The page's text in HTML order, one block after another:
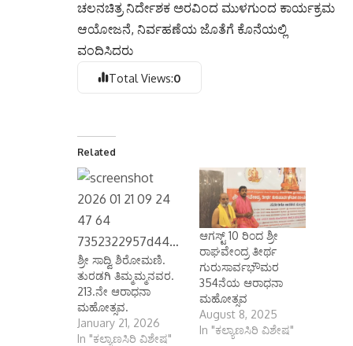
ಚಲನಚಿತ್ರ ನಿರ್ದೇಶಕ ಅರವಿಂದ ಮುಳಗುಂದ ಕಾರ್ಯಕ್ರಮ
ಆಯೋಜನೆ, ನಿರ್ವಹಣೆಯ ಜೊತೆಗೆ ಕೊನೆಯಲ್ಲಿ
ವಂದಿಸಿದರು
Total Views:0
Related
ಶ್ರೀ ಸಾದ್ವಿ ಶಿರೋಮಣಿ.
ತುರಡಗಿ ತಿಮ್ಮಮ್ಮನವರ.
213.ನೇ ಆರಾಧನಾ
ಮಹೋತ್ಸವ.
January 21, 2026
In "ಕಲ್ಯಾಣಸಿರಿ ವಿಶೇಷ"
ಆಗಸ್ಟ್ 10 ರಿಂದ ಶ್ರೀ
ರಾಘವೇಂದ್ರ ತೀರ್ಥ
ಗುರುಸಾರ್ವಭೌಮರ
354ನೆಯ ಆರಾಧನಾ
ಮಹೋತ್ಸವ
August 8, 2025
In "ಕಲ್ಯಾಣಸಿರಿ ವಿಶೇಷ"